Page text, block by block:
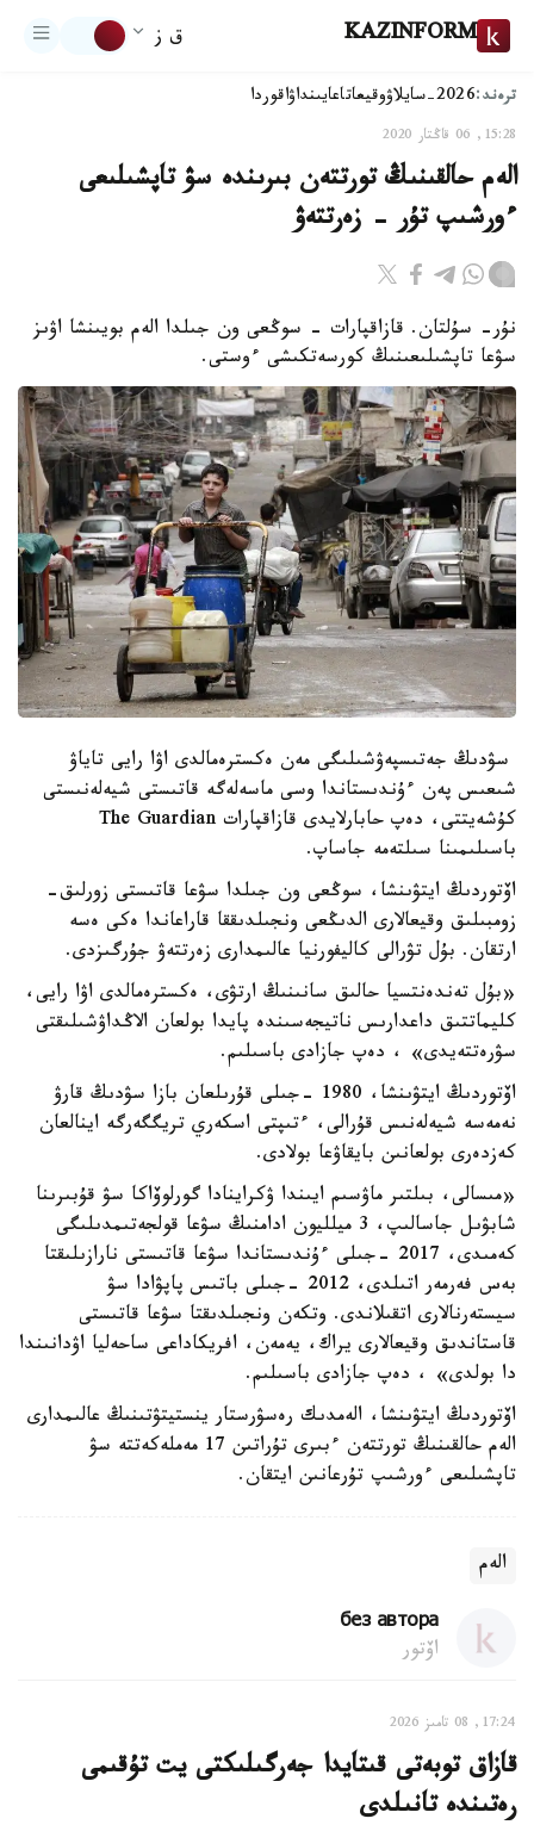
KAZINFORM ق ز
ترەند:2026-سايلاۋ وقيعاتاعايىنداۋاقوردا
15:28, 06 قاڭتار 2020
الەم حالقىنىڭ تورتتەن بىرىندە سۋ تاپشىلىعى
ءورشىپ تۇر - زەرتتەۋ
نۇر- سۇلتان. قازاقپارات - سوڭعى ون جىلدا الەم بويىنشا اۋىز
سۋعا تاپشىلىعىنىڭ كورسەتكىشى ءوستى.
سۋدىڭ جەتىسپەۋشىلىگى مەن ەكسترەمالدى اۋا رايى تاياۋ
شىعىس پەن ءۇندىستاندا وسى ماسەلەگە قاتىستى شيەلەنىستى
كۇشەيتتى، دەپ حابارلايدى قازاقپارات The Guardian
باسىلىمىنا سىلتەمە جاساپ.
اۆتوردىڭ ايتۋىنشا، سوڭعى ون جىلدا سۋعا قاتىستى زورلىق-
زومبىلىق وقيعالارى الدىڭعى ونجىلدىققا قاراعاندا ەكى ەسە
ارتقان. بۇل تۋرالى كاليفورنيا عالىمدارى زەرتتەۋ جۇرگىزدى.
«بۇل تەندەنتسيا حالىق سانىنىڭ ارتۋى، ەكسترەمالدى اۋا رايى،
كليماتتىق داعدارىس ناتيجەسىندە پايدا بولعان الاڭداۋشىلىقتى
سۋرەتتەيدى» ، دەپ جازادى باسىلىم.
اۆتوردىڭ ايتۋىنشا، 1980 -جىلى قۇرىلعان بازا سۋدىڭ قارۋ
نەمەسە شيەلەنىس قۇرالى، ءتىپتى اسكەري تريگگەرگە اينالعان
كەزدەرى بولعانىن بايقاۋعا بولادى.
«مىسالى، بىلتىر ماۋسىم ايىندا ۋكراينادا گورلوۆاكا سۋ قۇبىرىنا
شابۋىل جاسالىپ، 3 ميلليون ادامنىڭ سۋعا قولجەتىمدىلىگى
كەمىدى، 2017 -جىلى ءۇندىستاندا سۋعا قاتىستى نارازىلىقتا
بەس فەرمەر اتىلدى، 2012 -جىلى باتىس پاپۋادا سۋ
سيستەرنالارى اتقىلاندى. وتكەن ونجىلدىقتا سۋعا قاتىستى
قاستاندىق وقيعالارى يراك، يەمەن، افريكاداعى ساحەليا اۋدانىندا
دا بولدى» ، دەپ جازادى باسىلىم.
اۆتوردىڭ ايتۋىنشا، الەمدىك رەسۋرستار ينستيتۋتىنىڭ عالىمدارى
الەم حالقىنىڭ تورتتەن ءبىرى تۇراتىن 17 مەملەكەتتە سۋ
تاپشىلىعى ءورشىپ تۇرعانىن ايتقان.
الەم
без автора
اۆتور
17:24, 08 تامىز 2026
قازاق توبەتى قىتايدا جەرگىلىكتى يت تۇقىمى
رەتىندە تانىلدى